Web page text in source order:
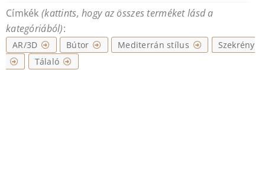
Címkék (kattints, hogy az összes terméket lásd a
kategóriából):
AR/3D Bútor Mediterrán stílus
Szekrény
Tálaló